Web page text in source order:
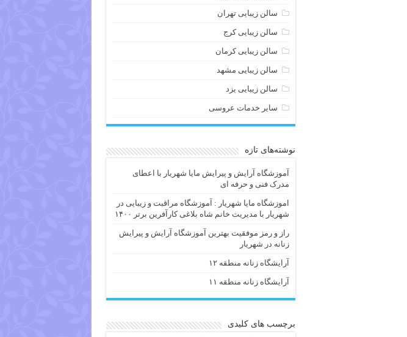
سالن زیبایی تهران
سالن زیبایی کرج
سالن زیبایی کرمان
سالن زیبایی مشهد
سالن زیبایی یزد
سایر خدمات عروسی
نوشته‌های تازه
آموزشگاه آرایش و پیرایش مایا شهریار با اعطای
مدرک فنی و حرفه ای
اموزشگاه مایا شهریار : آموزشگاه مراقبت و زیبایی در
شهریار با مدیریت خانم شاه بلاغی کارآفرین برتر ۱۴۰۰
راز و رمز موفقیت بهترین آموزشگاه آرایش و پیرایش
زنانه در شهریار
آرایشگاه زنانه منطقه ۱۲
آرایشگاه زنانه منطقه ۱۱
برچسب های کلیدی